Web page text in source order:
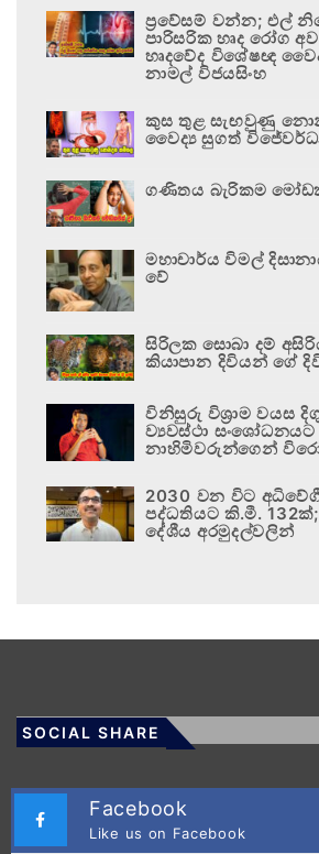
ප්‍රවේසම් වන්න; එල්
පාරිසරික හෘද රෝග
හෘදවේද විශේෂඥ
නාමල් විජයසිංහ
කුස තුළ සැඟවුණු
වෛද්‍ය සුගත්
ගණිතය බැරිකම
මහාචාර්ය විමල්
වේ
සිරිලක සොබා දම්
කියාපාන දිවියන් ගේ
විනිසුරු විශ්‍රාම වයස
ව්‍යවස්ථා සංශෝධනයට
නාහිමිවරුන්ගෙන්
2030 වන විට
පද්ධතියට කි.මී.
දේශීය අරමුදල්වලින්
SOCIAL SHARE
Facebook
Like us on Facebook